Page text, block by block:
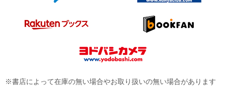
※書店によって在庫の無い場合やお取り扱いの無い場合があります